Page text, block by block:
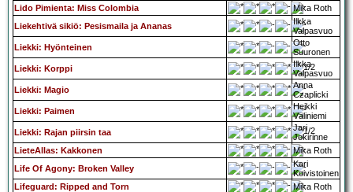
Lido Pimienta: Miss Colombia
Mika Roth
Liekehtivä sikiö: Pesismaila ja Ananas
Ilkka
Valpasvuo
Liekki: Hyönteinen
Otto
Suuronen
Liekki: Korppi
Ilkka
Valpasvuo
Liekki: Magio
Anna
Czaplicki
Liekki: Paimen
Heikki
Väliniemi
Liekki: Rajan piirsin taa
Jari
Jokirinne
LieteAllas: Kakkonen
Mika Roth
Life Of Agony: Broken Valley
Kari
Koivistoinen
Lifeguard: Ripped and Torn
Mika Roth